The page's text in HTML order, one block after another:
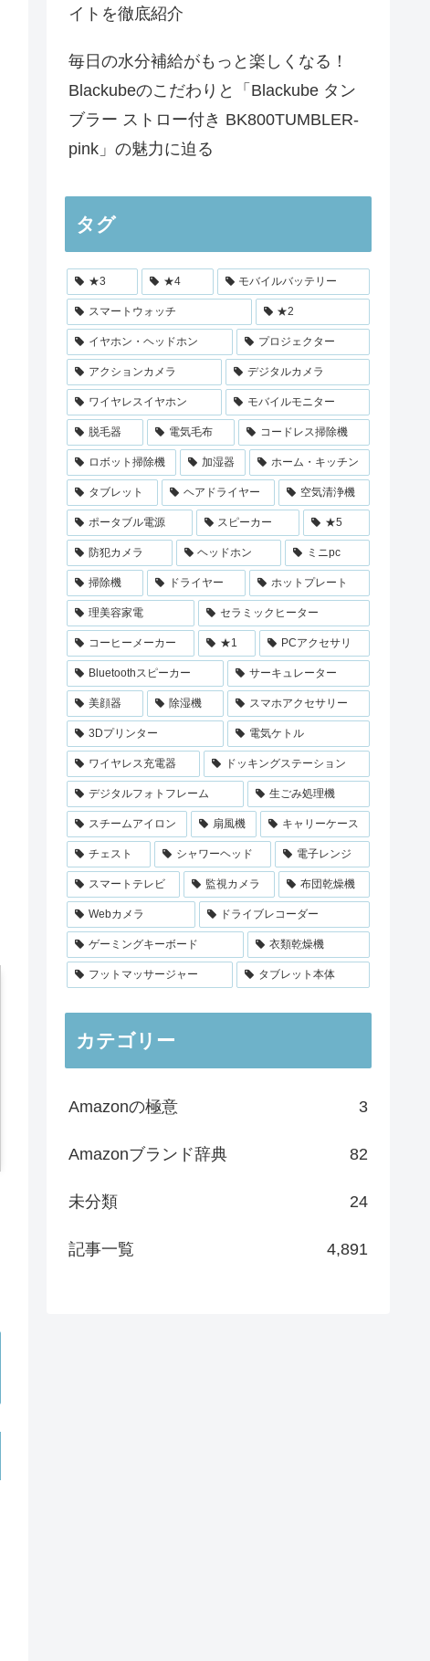
イトを徹底紹介
毎日の水分補給がもっと楽しくなる！
Blackubeのこだわりと「Blackube タン
ブラー ストロー付き BK800TUMBLER-
pink」の魅力に迫る
タグ
★3 ★4 モバイルバッテリー
スマートウォッチ ★2
イヤホン・ヘッドホン プロジェクター
アクションカメラ デジタルカメラ
ワイヤレスイヤホン モバイルモニター
脱毛器 電気毛布 コードレス掃除機
ロボット掃除機 加湿器 ホーム・キッチン
タブレット ヘアドライヤー 空気清浄機
ポータブル電源 スピーカー ★5
防犯カメラ ヘッドホン ミニpc
掃除機 ドライヤー ホットプレート
理美容家電 セラミックヒーター
コーヒーメーカー ★1 PCアクセサリ
Bluetoothスピーカー サーキュレーター
美顔器 除湿機 スマホアクセサリー
3Dプリンター 電気ケトル
ワイヤレス充電器 ドッキングステーション
デジタルフォトフレーム 生ごみ処理機
スチームアイロン 扇風機 キャリーケース
チェスト シャワーヘッド 電子レンジ
スマートテレビ 監視カメラ 布団乾燥機
Webカメラ ドライブレコーダー
ゲーミングキーボード 衣類乾燥機
フットマッサージャー タブレット本体
カテゴリー
Amazonの極意 3
Amazonブランド辞典 82
未分類 24
記事一覧 4,891